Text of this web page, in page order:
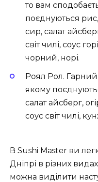
то вам
поєднуються
сир, салат
світ чилі, соус
чорний, норі.
Роял Рол. Гарний
якому
салат айсберг,
соус світ чилі,
В Sushi Master ви
Дніпрі в різних
можна виділити